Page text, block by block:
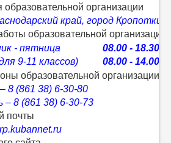
организации
край, город
образовательной организации
- пятница
08.00 - 18.30
9-11 классов)
08.00 - 14.00
образовательной организации
8 (861 38) 6-30-80
– 8 (861 38) 6-30-73
почты